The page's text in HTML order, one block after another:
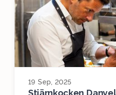
19 Sep, 2025
Stjärnkocken